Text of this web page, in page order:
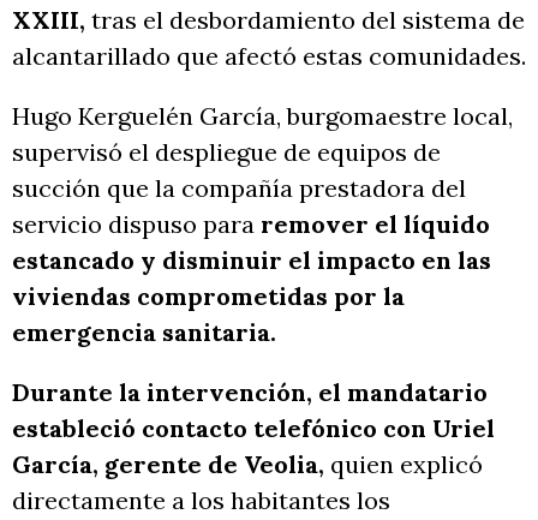
XXIII, tras el desbordamiento del sistema de
alcantarillado que afectó estas comunidades.
Hugo Kerguelén García, burgomaestre local,
supervisó el despliegue de equipos de
succión que la compañía prestadora del
servicio dispuso para remover el líquido
estancado y disminuir el impacto en las
viviendas comprometidas por la
emergencia sanitaria.
Durante la intervención, el mandatario
estableció contacto telefónico con Uriel
García, gerente de Veolia, quien explicó
directamente a los habitantes los